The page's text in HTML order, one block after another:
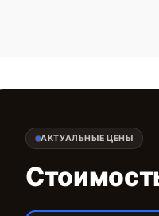
АКТУАЛЬНЫЕ ЦЕНЫ